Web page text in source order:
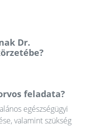
Dr.
feladata?
egészségügyi
valamint szükség